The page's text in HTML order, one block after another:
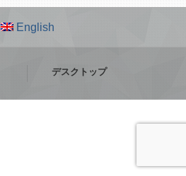
English
デスクトップ